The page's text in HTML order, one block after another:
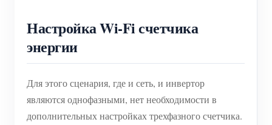
Настройка Wi-Fi счетчика
энергии
Для этого сценария, где и сеть, и инвертор
являются однофазными, нет необходимости в
дополнительных настройках трехфазного счетчика.